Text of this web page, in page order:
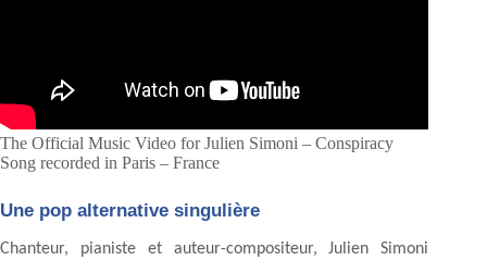
The Official Music Video for Julien Simoni – Conspiracy
Song recorded in Paris – France
Une pop alternative singulière
Chanteur, pianiste et auteur-compositeur, Julien Simoni